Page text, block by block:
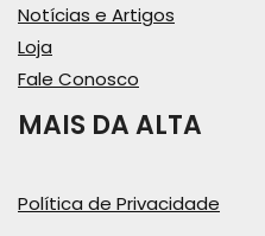
Notícias e Artigos
Loja
Fale Conosco
MAIS DA ALTA
Política de Privacidade